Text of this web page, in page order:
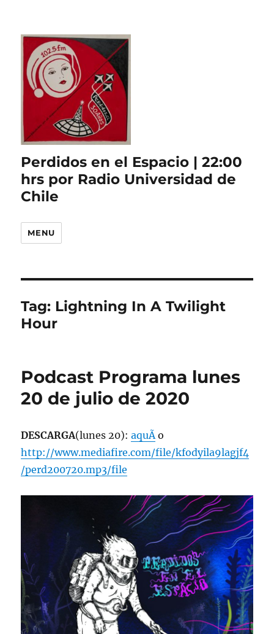
Perdidos en el Espacio | 22:00
hrs por Radio Universidad de
Chile
MENU
Tag: Lightning In A Twilight
Hour
Podcast Programa lunes
20 de julio de 2020
DESCARGA(lunes 20):aquÃ­o
http://www.mediafire.com/file/kfodyila9lagjf4
/perd200720.mp3/file